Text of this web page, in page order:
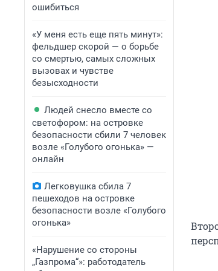
ошибиться
«У меня есть еще пять минут»:
фельдшер скорой — о борьбе
со смертью, самых сложных
вызовах и чувстве
безысходности
Людей снесло вместе со
светофором: на островке
безопасности сбили 7 человек
возле «Голубого огонька» —
онлайн
Легковушка сбила 7
пешеходов на островке
безопасности возле «Голубого
огонька»
«Нарушение со стороны
„Газпрома“»: работодатель